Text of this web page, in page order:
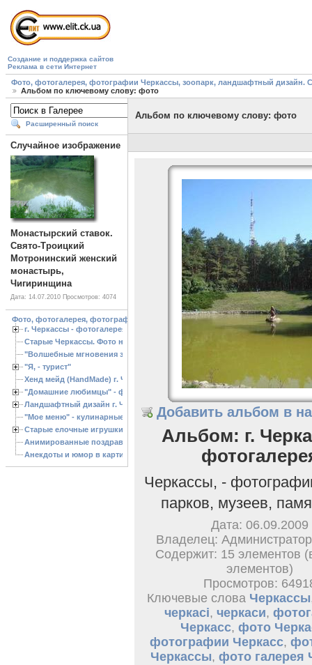
Создание и поддержка сайтов
Реклама в сети Интернет
Фото, фотогалерея, фотографии Черкассы, зоопарк, ландшафтный дизайн.
Альбом по ключевому слову: фото
Расширенный поиск
Случайное изображение
Монастырский ставок.
Свято-Троицкий
Мотронинский женский
монастырь,
Чигиринщина
Дата: 14.07.2010 Просмотров: 4074
Фото, фотогалерея, фотографии Черкассы, зоопарк, ландшафтный дизайн.
г. Черкассы - фотогалерея
Старые Черкассы. Фото начало ХХ ст.
"Волшебные мгновения зимы"
"Я, - турист"
Хенд мейд (HandMade) г. Черкассы, - изделия ручной работы
"Домашние любимцы" - фото
Ландшафтный дизайн г. Черкассы
"Мое меню" - кулинарные рецепты
Старые елочные игрушки
Анимированные поздравления с Новым 2013 годом
Анекдоты и юмор в картинках
Альбом по ключевому слову: фото
Добавить альбом в
Альбом: г.
Черкассы, -
парков, музеев,
Дата: 06.09.2009
Владелец:
Содержит: 15 элементов
элементов)
Просмотров:
Ключевые слова Черкассы
черкасі, черкаси,
Черкасс, фото
фотографии Черкасс,
Черкассы, фото галерея